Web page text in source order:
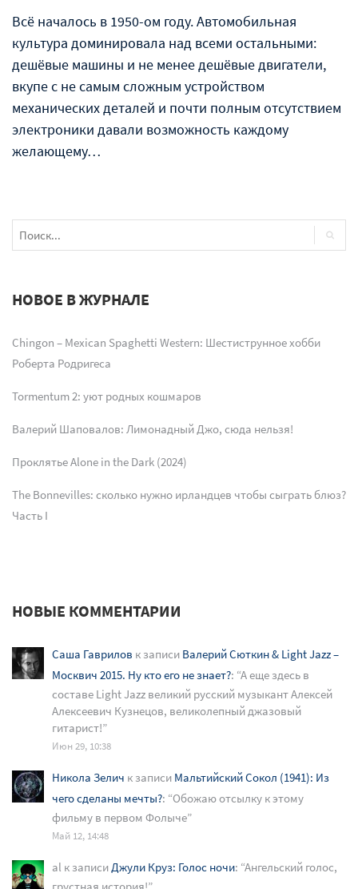
Всё началось в 1950-ом году. Автомобильная
культура доминировала над всеми остальными:
дешёвые машины и не менее дешёвые двигатели,
вкупе с не самым сложным устройством
механических деталей и почти полным отсутствием
электроники давали возможность каждому
желающему…
НОВОЕ В ЖУРНАЛЕ
Chingon – Mexican Spaghetti Western: Шестиструнное хобби
Роберта Родригеса
Tormentum 2: уют родных кошмаров
Валерий Шаповалов: Лимонадный Джо, сюда нельзя!
Проклятье Alone in the Dark (2024)
The Bonnevilles: сколько нужно ирландцев чтобы сыграть блюз?
Часть I
НОВЫЕ КОММЕНТАРИИ
Саша Гаврилов к записи Валерий Сюткин & Light Jazz –
Москвич 2015. Ну кто его не знает?: “А еще здесь в
составе Light Jazz великий русский музыкант Алексей
Алексеевич Кузнецов, великолепный джазовый
гитарист!”
Июн 29, 10:38
Никола Зелич к записи Мальтийский Сокол (1941): Из
чего сделаны мечты?: “Обожаю отсылку к этому
фильму в первом Фолыче”
Май 12, 14:48
al к записиДжули Круз: Голос ночи: “Ангельский голос,